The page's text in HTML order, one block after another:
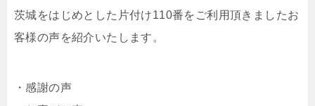
茨城をはじめとした片付け110番をご利用頂きましたお
客様の声を紹介いたします。
・感謝の声